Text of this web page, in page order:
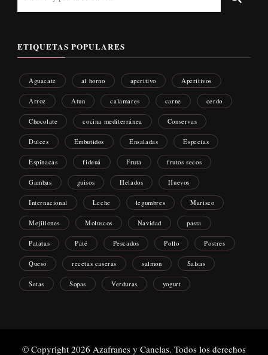
ETIQUETAS POPULARES
Aguacate al horno aperitivo Aperitivos
Arroz Atun calamares carne cerdo
Chocolate cocina mediterránea Conservas
Dulces Embutidos Ensaladas Especias
Espinacas fideuá Fruta frutos secos
Gambas guisos Helados Huevos
Internacional Leche legumbres Marisco
Mejillones Moluscos Navidad pasta
Patatas Paté Pescados Pollo Postres
Queso recetas caseras salmon Salsas
Setas Sopas Verduras yogurt
© Copyright 2026 Azafranes y Canelas. Todos los derechos